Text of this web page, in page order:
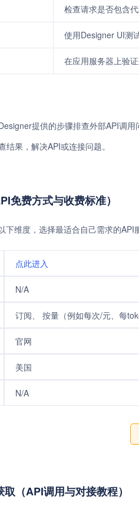
检查请求是否包含
使用Designer UI测
在应用服务器上验
提供的步骤排查外部API调
果，解决API或连接问题。
免费方式与收费标准）
下维度，选择最适合自己需求的
点此进入
N/A
订阅、 按量（例如每次/元、每
官网
美国
N/A
（API调用与对接教程）